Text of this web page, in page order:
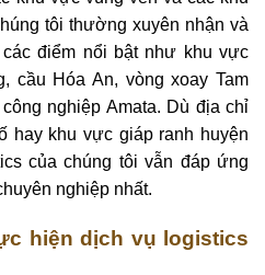
tôi thường xuyên nhận và
điểm nổi bật như khu vực
cầu Hóa An, vòng xoay Tam
nghiệp Amata. Dù địa chỉ
hay khu vực giáp ranh huyện
của chúng tôi vẫn đáp ứng
nghiệp nhất.
hiện dịch vụ logistics